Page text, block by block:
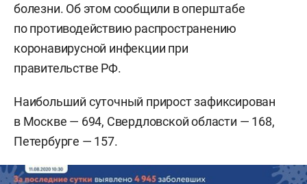
болезни. Об этом сообщили в оперштабе
по противодействию распространению
коронавирусной инфекции при
правительстве РФ.
Наибольший суточный прирост зафиксирован
в Москве — 694, Свердловской области — 168,
Петербурге — 157.